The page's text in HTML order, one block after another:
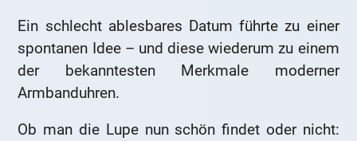
Ein schlecht ablesbares Datum führte zu einer
spontanen Idee – und diese wiederum zu einem
der bekanntesten Merkmale moderner
Armbanduhren.
Ob man die Lupe nun schön findet oder nicht: